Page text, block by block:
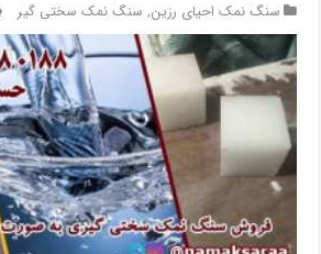
سنگ نمک احیای رزین, سنگ نمک سختی گیر